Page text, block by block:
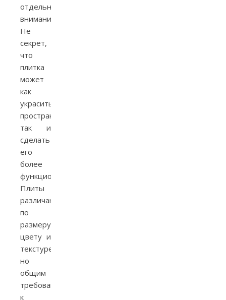
отдельного
внимания.
Не
секрет,
что
плитка
может
как
украсить
пространство,
так и
сделать
его
более
функциональным.
Плиты
различаются
по
размеру,
цвету и
текстуре,
но
общим
требованием
к